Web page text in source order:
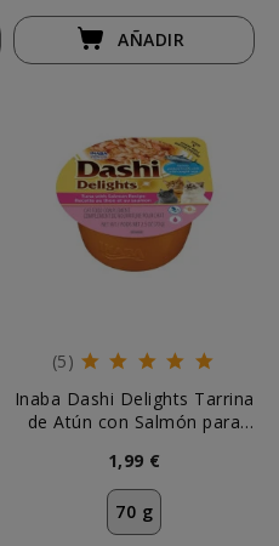
AÑADIR
(5)
Inaba Dashi Delights Tarrina
de Atún con Salmón para
1,99 €
70 g